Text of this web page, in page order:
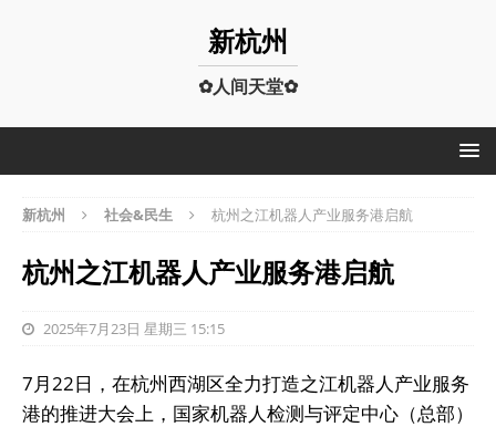
新杭州
✿人间天堂✿
新杭州 社会&民生 杭州之江机器人产业服务港启航
杭州之江机器人产业服务港启航
2025年7月23日 星期三 15:15
7月22日，在杭州西湖区全力打造之江机器人产业服务
港的推进大会上，国家机器人检测与评定中心（总部）